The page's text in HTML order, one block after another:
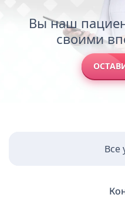
Вы наш
своими
Все